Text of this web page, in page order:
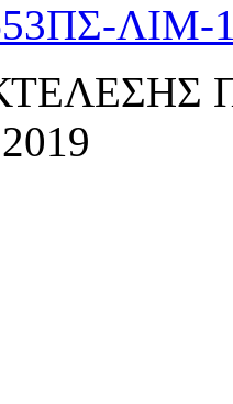
ΛΙΜ-